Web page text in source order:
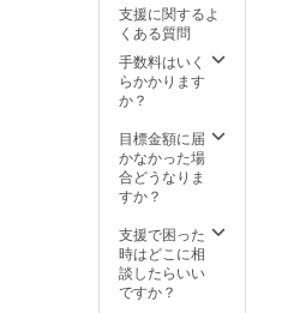
※税込、
送料込
みの価
格で
性もご
ざいま
す。ご
了承く
ださ
ご注文
状況、
使用部
材の供
況、製
造工程
上の都
合等に
支援に関するよ
くある質問
手数料はいく
らかかります
か？
目標金額に届
かなかった場
合どうなりま
すか？
支援で困った
時はどこに相
談したらいい
ですか？